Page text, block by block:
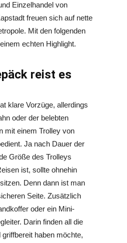
Einzelhandel von
freuen sich auf nette
Mit den folgenden
echten Highlight.
reist es
klare Vorzüge, allerdings
oder der belebten
mit einem Trolley von
Ja nach Dauer der
Größe des Trolleys
ist, sollte ohnehin
Denn dann ist man
Seite. Zusätzlich
oder ein Mini-
Darin finden all die
haben möchte,